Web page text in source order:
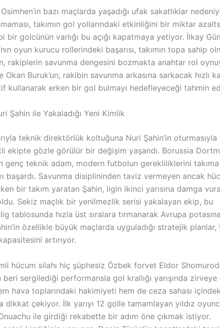
bazı maçlarda yaşadığı ufak sakatlıklar
takımın gol yollarındaki etkinliğini bir miktar
bir golcünün varlığı bu açığı kapatmaya yetiyor. İlkay
oyun kurucu rollerindeki başarısı, takımın topa sahip
rakiplerin savunma dengesini bozmakta anahtar rol
Buruk’un, rakibin savunma arkasına sarkacak hızlı
kullanarak erken bir gol bulmayı hedefleyeceği tahmin
Şahin ile Yakaladığı Yeni Kimlik
teknik direktörlük koltuğuna Nuri Şahin’in
ekipte gözle görülür bir değişim yaşandı. Borussia
genç teknik adam, modern futbolun gerekliliklerini takıma
başardı. Savunma disiplininden taviz vermeyen ancak
bir takım yaratan Şahin, ligin ikinci yarısına damga
Sekiz maçlık bir yenilmezlik serisi yakalayan ekip, bu
tablosunda hızla üst sıralara tırmanarak Avrupa
özellikle büyük maçlarda uyguladığı stratejik planlar,
artırıyor.
hücum silahı hiç şüphesiz Özbek forvet Eldor
beri sergilediği performansla gol krallığı yarışında
hava toplarındaki hakimiyeti hem de ceza sahası
dikkat çekiyor. İlk yarıyı 12 golle tamamlayan yıldız
ile girdiği rekabette bir adım öne çıkmak istiyor.